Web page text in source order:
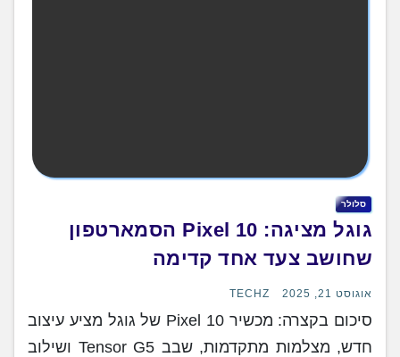
סלולר
גוגל מציגה: Pixel 10 הסמארטפון
שחושב צעד אחד קדימה
אוגוסט 21, 2025 TECHZ
סיכום בקצרה: מכשיר Pixel 10 של גוגל מציע עיצוב
חדש, מצלמות מתקדמות, שבב Tensor G5 ושילוב